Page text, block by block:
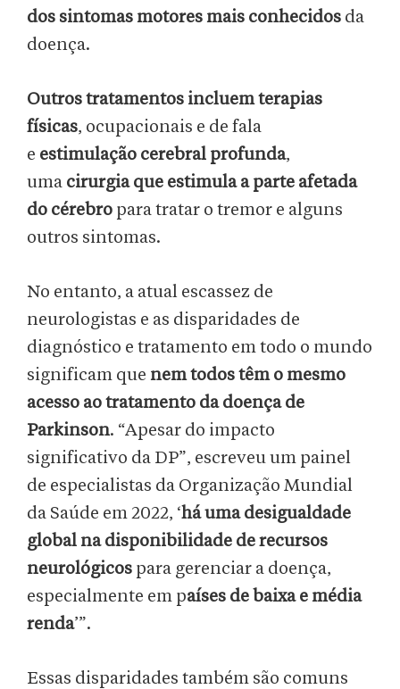
dos sintomas motores mais conhecidos da
doença.
Outros tratamentos incluem terapias
físicas, ocupacionais e de fala
e estimulação cerebral profunda,
uma cirurgia que estimula a parte afetada
do cérebro para tratar o tremor e alguns
outros sintomas.
No entanto, a atual escassez de
neurologistas e as disparidades de
diagnóstico e tratamento em todo o mundo
significam que nem todos têm o mesmo
acesso ao tratamento da doença de
Parkinson. “Apesar do impacto
significativo da DP”, escreveu um painel
de especialistas da Organização Mundial
da Saúde em 2022, ‘há uma desigualdade
global na disponibilidade de recursos
neurológicos para gerenciar a doença,
especialmente em países de baixa e média
renda’”.
Essas disparidades também são comuns